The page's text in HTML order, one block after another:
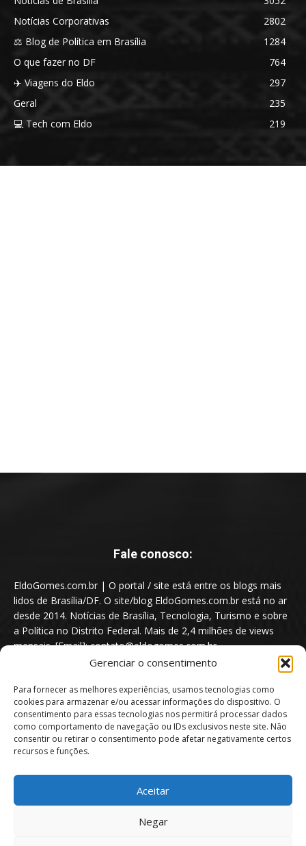
Gerenciar o consentimento
Para fornecer as melhores experiências, usamos tecnologias como
cookies para armazenar e/ou acessar informações do dispositivo. O
consentimento para essas tecnologias nos permitirá processar dados
como comportamento de navegação ou IDs exclusivos neste site. Não
consentir ou retirar o consentimento pode afetar negativamente certos
recursos e funções.
Aceitar
Negar
Notícias Corporativas
2802
⚖️ Blog de Política em Brasília
1284
O que fazer no DF
764
✈️ Viagens do Eldo
297
Geral
235
💻 Tech com Eldo
219
Fale conosco:
EldoGomes.com.br | O portal / site está entre os blogs mais
lidos de Brasília/DF. O site/blog EldoGomes.com.br está no ar
desde 2014. Notícias de Brasília, Tecnologia, Turismo e sobre
a Política no Distrito Federal. Mais de 2,4 milhões de views
mensais. [Email]: contato@eldogomes.com.br
Portal EldoGomes.com.br | Entre os Blogs mais lidos de Brasília/DF. |